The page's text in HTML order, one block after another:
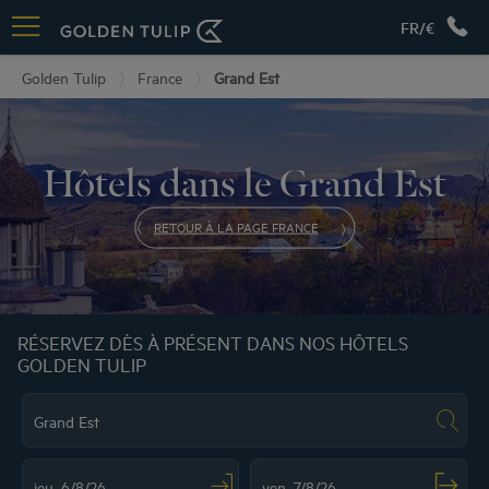
FR/€
Golden Tulip France Grand Est
Hôtels dans le Grand Est
RETOUR À LA PAGE FRANCE
RÉSERVEZ DÈS À PRÉSENT DANS NOS HÔTELS
GOLDEN TULIP